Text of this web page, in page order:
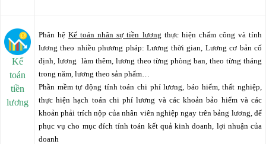
Kế
toán
tiền
lương
Phân hệKế toán nhân sự tiền lương thực hiện chấm công và tính
lương theo nhiều phương pháp: Lương thời gian, Lương cơ bản cố
định, lương làm thêm, lương theo từng phòng ban, theo từng tháng
trong năm, lương theo sản phẩm…
Phần mềm tự động tính toán chi phí lương, báo hiểm, thất nghiệp,
thực hiện hạch toán chi phí lương và các khoản bảo hiểm và các
khoản phải trích nộp của nhân viên nghiệp ngay trên bảng lương, để
phục vụ cho mục đích tính toán kết quả kinh doanh, lợi nhuận của
doanh